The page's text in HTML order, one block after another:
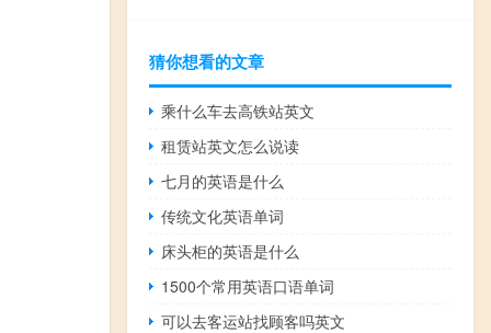
猜你想看的文章
乘什么车去高铁站英文
租赁站英文怎么说读
七月的英语是什么
传统文化英语单词
床头柜的英语是什么
1500个常用英语口语单词
可以去客运站找顾客吗英文